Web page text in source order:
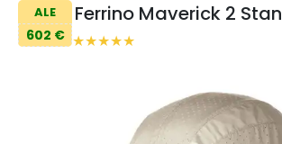
ALE
602 €
Ferrino Maverick 2 Stan